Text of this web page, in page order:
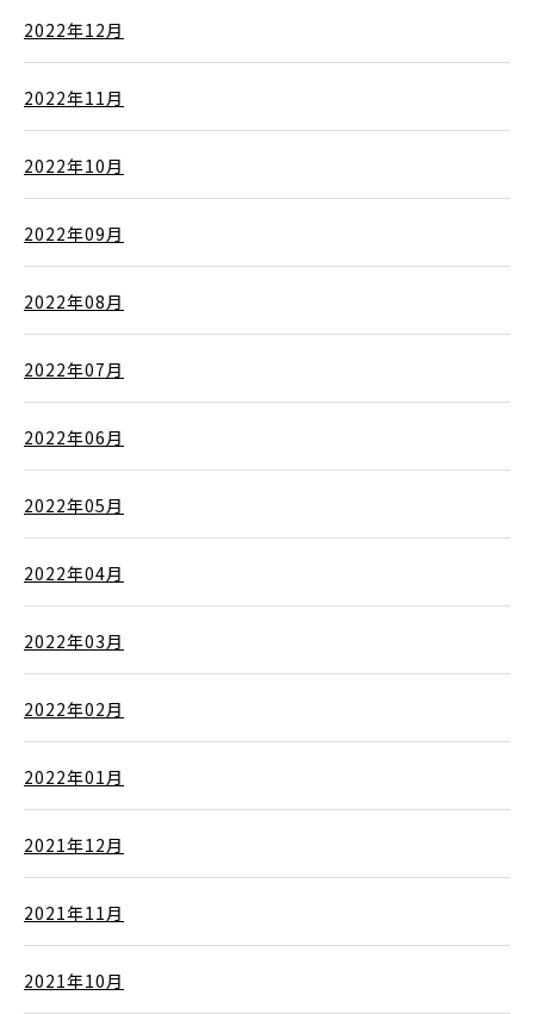
2022年12月
2022年11月
2022年10月
2022年09月
2022年08月
2022年07月
2022年06月
2022年05月
2022年04月
2022年03月
2022年02月
2022年01月
2021年12月
2021年11月
2021年10月